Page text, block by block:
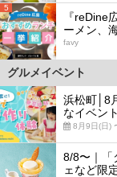
5
『reDine
ーメン、
favy
グルメイベント
浜松町│8
なイベン
8月9日(日)
8/8〜｜「
ェなど限